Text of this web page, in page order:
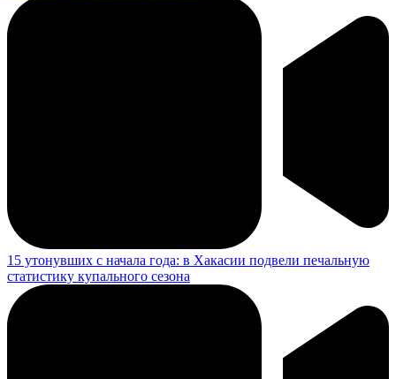
15 утонувших с начала года: в Хакасии подвели печальную
статистику купального сезона